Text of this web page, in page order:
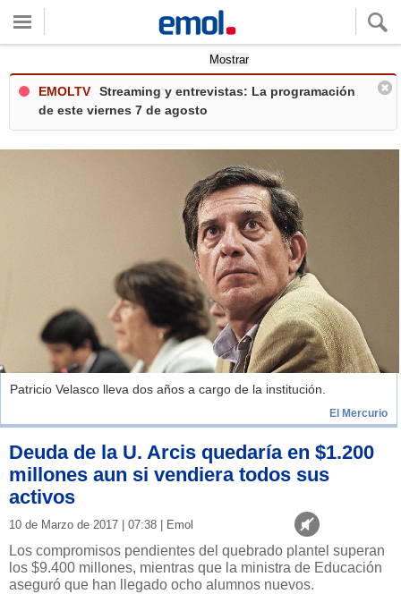
Mostrar
EMOLTV
Streaming y entrevistas: La programación
de este viernes 7 de agosto
Patricio Velasco lleva dos años a cargo de la institución.
El Mercurio
Deuda de la U. Arcis quedaría en $1.200
millones aun si vendiera todos sus
activos
10 de Marzo de 2017 | 07:38 | Emol
Los compromisos pendientes del quebrado plantel superan
los $9.400 millones, mientras que la ministra de Educación
aseguró que han llegado ocho alumnos nuevos.